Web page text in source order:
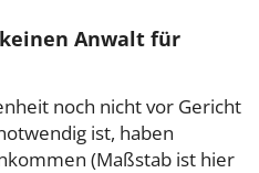
Anwalt für
noch nicht vor Gericht
ist, haben
(Maßstab ist hier